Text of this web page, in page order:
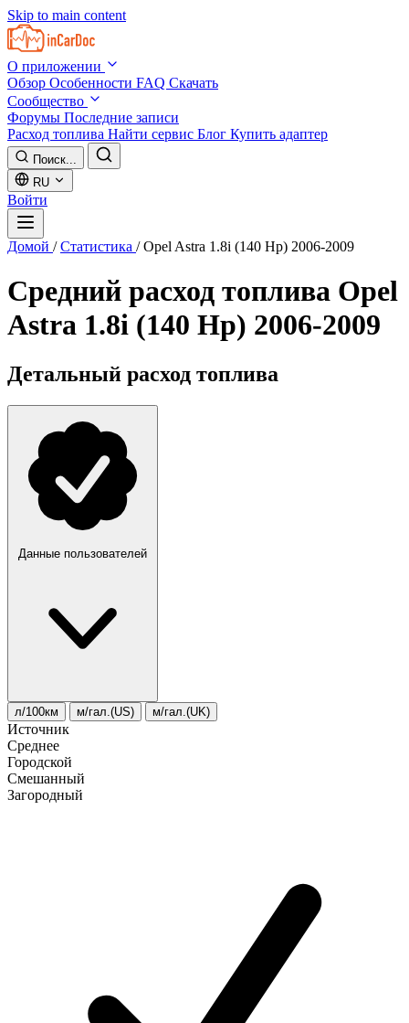
Skip to main content
О приложении
Обзор Особенности FAQ Скачать
Сообщество
Форумы Последние записи
Расход топлива Найти сервис Блог Купить адаптер
Поиск...
RU
Войти
Домой / Статистика / Opel Astra 1.8i (140 Hp) 2006-2009
Средний расход топлива Opel
Astra 1.8i (140 Hp) 2006-2009
Детальный расход топлива
Данные пользователей
л/100км м/гал.(US) м/гал.(UK)
Источник
Среднее
Городской
Смешанный
Загородный